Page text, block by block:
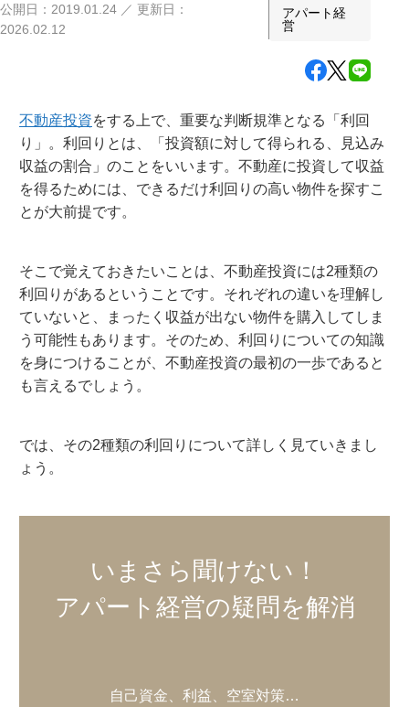
Feel+1 Type
設備について
セレの技術力
東京ゼロエミ住宅
千葉工場
アパート経営サポート
建物管理
入居者募集システム
オーナーさまの声
ゲストの声
ご相談の流れ
公開日：2019.01.24 ／ 更新日：
2026.02.12
アパート経
営
不動産投資をする上で、重要な判断規準となる「利回
り」。利回りとは、「投資額に対して得られる、見込み
収益の割合」のことをいいます。不動産に投資して収益
を得るためには、できるだけ利回りの高い物件を探すこ
とが大前提です。
そこで覚えておきたいことは、不動産投資には2種類の
利回りがあるということです。それぞれの違いを理解し
ていないと、まったく収益が出ない物件を購入してしま
う可能性もあります。そのため、利回りについての知識
を身につけることが、不動産投資の最初の一歩であると
も言えるでしょう。
では、その2種類の利回りについて詳しく見ていきまし
ょう。
いまさら聞けない！
アパート経営の疑問を解消
自己資金、利益、空室対策…